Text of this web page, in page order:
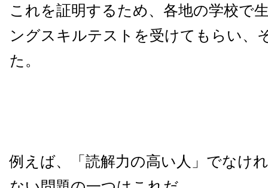
これを証明するため、各地の学校で
ングスキルテストを受けてもらい、
た。
例えば、「読解力の高い人」でなけ